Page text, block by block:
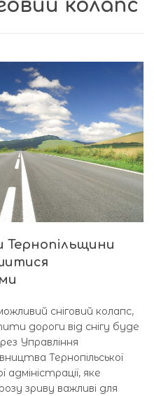
колапс
сніговий колапс,
дороги від снігу буде
Управління
Тернопільської
адміністрації, яке
зриву важливі для